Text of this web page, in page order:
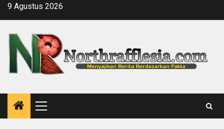
Skip9 Agustus 2026
Primary
Menu